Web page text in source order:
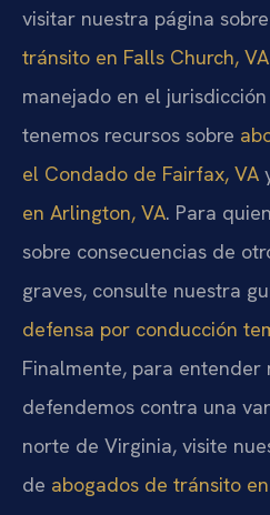
visitar nuestra página
tránsito en Falls Church, VA
manejado en el
tenemos recursos sobre
el Condado de Fairfax, VA
en Arlington, VA. Para
sobre consecuencias de
graves, consulte nuestra
defensa por conducción
Finalmente, para entender
defendemos contra una
norte de Virginia, visite
de abogados de tránsito